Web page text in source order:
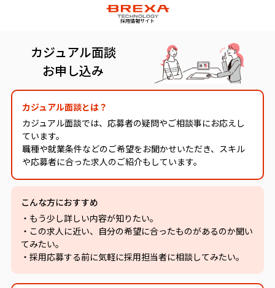
採用情報サイト
カジュアル面談
お申し込み
カジュアル面談とは？
カジュアル面談では、応募者の疑問やご相談事にお応えし
ています。
職種や就業条件などのご希望をお聞かせいただき、スキル
や応募者に合った求人のご紹介もしています。
こんな方におすすめ
・もう少し詳しい内容が知りたい。
・この求人に近い、自分の希望に合ったものがあるのか聞い
てみたい。
・採用応募する前に気軽に採用担当者に相談してみたい。